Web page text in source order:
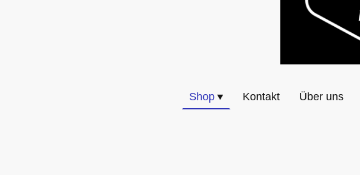
Shop Kontakt Über uns